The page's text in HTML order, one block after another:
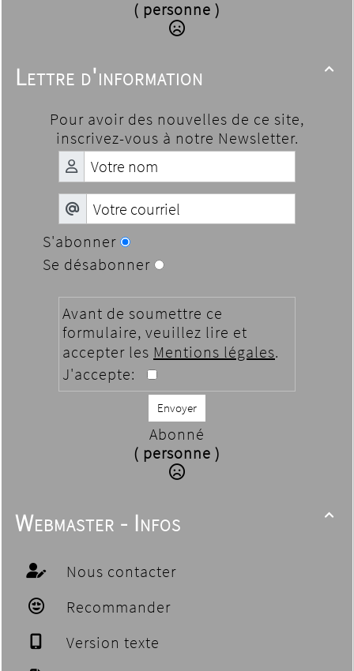
( personne )

Lettre d'information
Pour avoir des nouvelles de ce site,
inscrivez-vous à notre Newsletter.
S'abonner
Se désabonner
Avant de soumettre ce
formulaire, veuillez lire et
accepter les Mentions légales.
J'accepte:
Envoyer
Abonné
( personne )

Webmaster - Infos
Nous contacter
Recommander
Version texte